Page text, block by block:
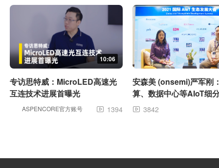
10:06
专访思特威：MicroLED高速光
互连技术进展首曝光
ASPENCORE官方账号  1394
安森美 (onsemi)严军刚
算、数据中心等AIoT细
力巨大
 3842